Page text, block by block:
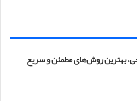
بهترین روش‌های مطمئن و سریع